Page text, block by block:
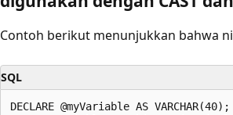
Contoh berikut menunjukkan bahwa
SQL
DECLARE @myVariable AS VARCHAR(40);